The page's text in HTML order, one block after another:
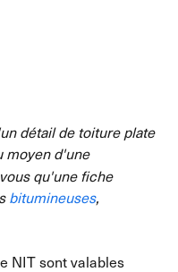
détail de toiture plate
moyen d'une
qu'une fiche
bitumineuses,
NIT sont valables